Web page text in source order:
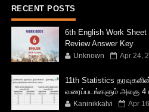
RECENT POSTS
6th English Work
Review Answer Key
Unknown Apr 24,
11th Statistics
வரைப்படங்களும் அலகு 4
Kaninikkalvi Apr